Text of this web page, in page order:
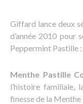
Giffard lance deux
d’année 2010 pour
Peppermint Pastille :
Menthe Pastille
l’histoire familiale,
finesse de la